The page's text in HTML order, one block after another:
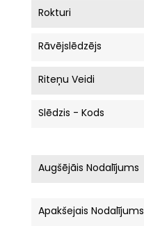
Rokturi
Rāvējslēdzējs
Riteņu Veidi
Slēdzis - Kods
Augšējāis Nodalījums
Apakšejais Nodalījums